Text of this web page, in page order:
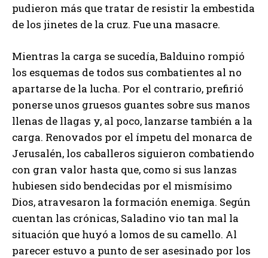
pudieron más que tratar de resistir la embestida
de los jinetes de la cruz. Fue una masacre.
Mientras la carga se sucedía, Balduino rompió
los esquemas de todos sus combatientes al no
apartarse de la lucha. Por el contrario, prefirió
ponerse unos gruesos guantes sobre sus manos
llenas de llagas y, al poco, lanzarse también a la
carga. Renovados por el ímpetu del monarca de
Jerusalén, los caballeros siguieron combatiendo
con gran valor hasta que, como si sus lanzas
hubiesen sido bendecidas por el mismísimo
Dios, atravesaron la formación enemiga. Según
cuentan las crónicas, Saladino vio tan mal la
situación que huyó a lomos de su camello. Al
parecer estuvo a punto de ser asesinado por los